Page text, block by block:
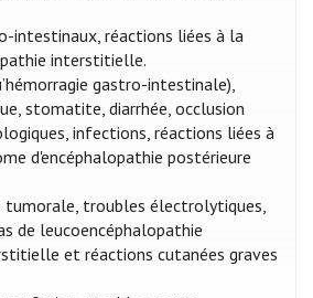
intestinaux, réactions liées à la
interstitielle.
gastro-intestinale),
stomatite, diarrhée, occlusion
infections, réactions liées à
d'encéphalopathie postérieure
tumorale, troubles électrolytiques,
de leucoencéphalopathie
et réactions cutanées graves